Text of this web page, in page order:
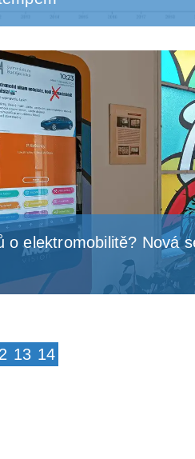
o elektromobilitě? Nová
13 14